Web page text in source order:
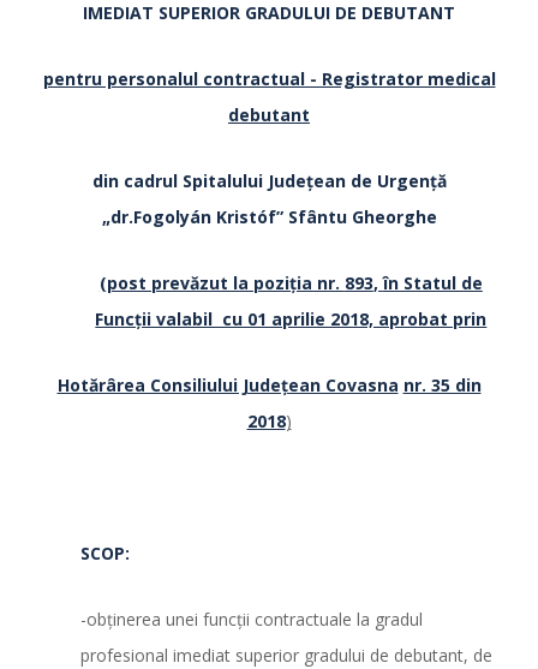
IMEDIAT SUPERIOR GRADULUI DE DEBUTANT
pentru personalul contractual - Registrator medical
debutant
din cadrul Spitalului Județean de Urgență
„dr.Fogolyán Kristóf” Sfântu Gheorghe
(post prevăzut la poziția nr. 893,în Statul de
Funcții valabil cu 01 aprilie 2018, aprobat prin
Hotărârea Consiliului Județean Covasna nr. 35 din
2018)
SCOP:
-obţinerea unei funcţii contractuale la gradul
profesional imediat superior gradului de debutant, de